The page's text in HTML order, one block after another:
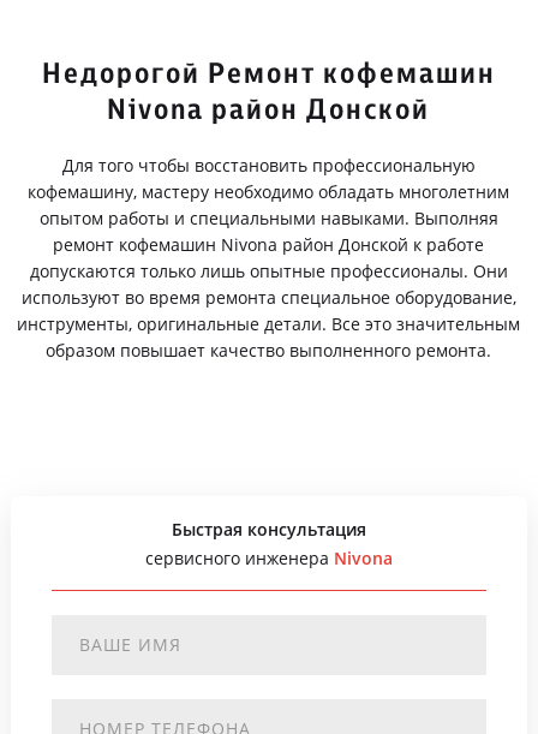
Недорогой Ремонт кофемашин
Nivona район Донской
Для того чтобы восстановить профессиональную
кофемашину, мастеру необходимо обладать многолетним
опытом работы и специальными навыками. Выполняя
ремонт кофемашин Nivona район Донской к работе
допускаются только лишь опытные профессионалы. Они
используют во время ремонта специальное оборудование,
инструменты, оригинальные детали. Все это значительным
образом повышает качество выполненного ремонта.
Быстрая консультация
сервисного инженера Nivona